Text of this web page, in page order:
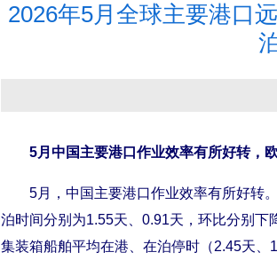
2026年5月全球主要港口
5月中国主要港口作业效率有所好转，欧
5月，中国主要港口作业效率有所好转。
泊时间分别为1.55天、0.91天，环比分别下
集装箱船舶平均在港、在泊停时（2.45天、